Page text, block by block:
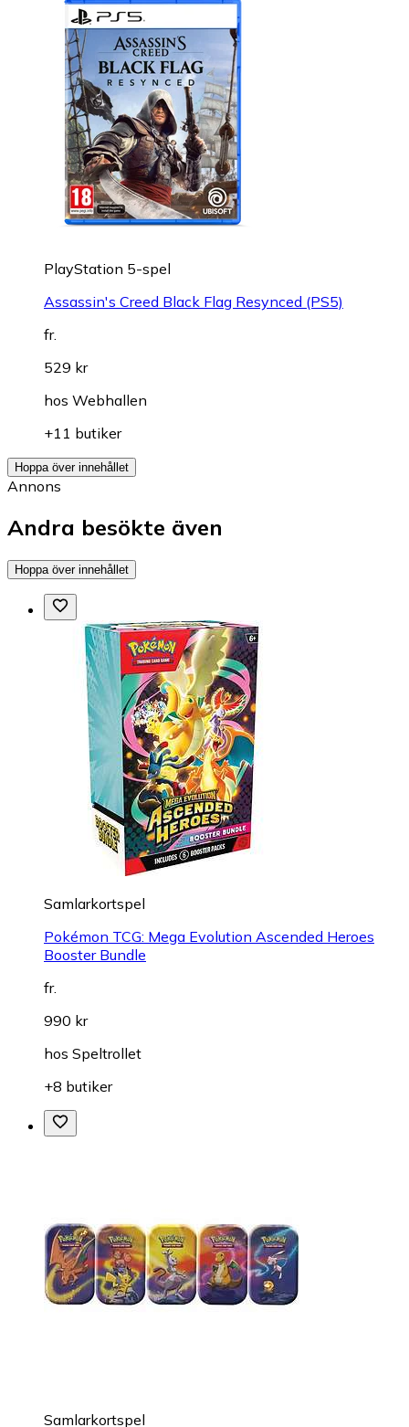
PlayStation 5-spel
Assassin's Creed Black Flag Resynced (PS5)
fr.
529 kr
hos Webhallen
+11 butiker
Hoppa över innehållet
Annons
Andra besökte även
Hoppa över innehållet
Samlarkortspel
Pokémon TCG: Mega Evolution Ascended Heroes
Booster Bundle
fr.
990 kr
hos Speltrollet
+8 butiker
Samlarkortspel